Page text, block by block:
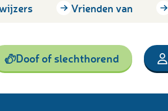
Vrienden van
Doof of slechthorend